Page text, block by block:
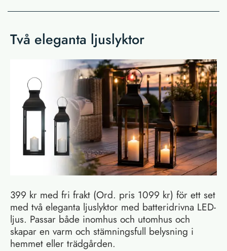
Två eleganta ljuslyktor
399 kr med fri frakt (Ord. pris 1099 kr) för ett set
med två eleganta ljuslyktor med batteridrivna LED-
ljus. Passar både inomhus och utomhus och
skapar en varm och stämningsfull belysning i
hemmet eller trädgården.